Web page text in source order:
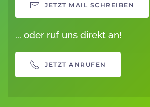
JETZT MAIL SCHREIBEN
... oder ruf uns direkt an!
JETZT ANRUFEN